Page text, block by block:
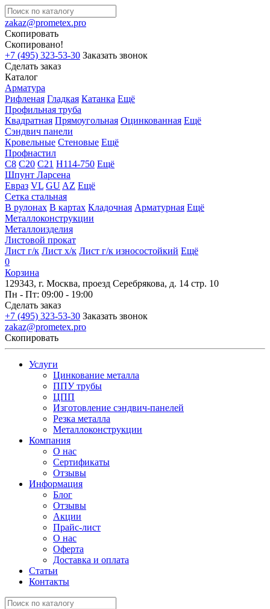
zakaz@prometex.pro
Скопировать
Скопировано!
+7 (495) 323-53-30 Заказать звонок
Сделать заказ
Каталог
Арматура
Рифленая Гладкая Катанка Ещё
Профильная труба
Квадратная Прямоугольная Оцинкованная Ещё
Сэндвич панели
Кровельные Стеновые Ещё
Профнастил
С8 С20 С21 Н114-750 Ещё
Шпунт Ларсена
Евраз VL GU AZ Ещё
Сетка стальная
В рулонах В картах Кладочная Арматурная Ещё
Металлоконструкции
Металлоизделия
Листовой прокат
Лист г/к Лист х/к Лист г/к износостойкий Ещё
0
Корзина
129343, г. Москва, проезд Серебрякова, д. 14 стр. 10
Пн - Пт: 09:00 - 19:00
Сделать заказ
+7 (495) 323-53-30 Заказать звонок
zakaz@prometex.pro
Скопировать
Услуги
Цинкование металла
ППУ трубы
ЦПП
Изготовление сэндвич-панелей
Резка металла
Металлоконструкции
Компания
О нас
Сертификаты
Отзывы
Информация
Блог
Отзывы
Акции
Прайс-лист
О нас
Оферта
Доставка и оплата
Статьи
Контакты